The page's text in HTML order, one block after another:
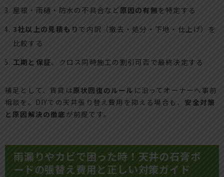
屋根・雨樋・防水の不具合など原因の有無を特定する
3社以上の見積もり で内訳（撤去・処分・下地・仕上げ）を
比較する
工期と保証、クロス同時施工の割引可否で最終決定する
補足として、賃貸は原状回復のルール に沿ってオーナーへ事前
相談を。DIYでの天井張り替え費用を抑える場合も、 安全対策
と原因解決の徹底 が前提です。
雨漏りやカビで困った時！天井の石膏ボ
ードの張替え費用と正しい対策ガイド